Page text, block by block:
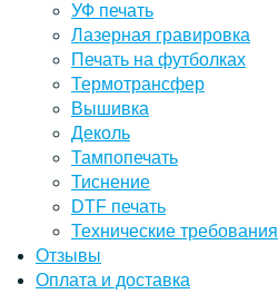
УФ печать
Лазерная гравировка
Печать на футболках
Термотрансфер
Вышивка
Деколь
Тампопечать
Тиснение
DTF печать
Технические требования
Отзывы
Оплата и доставка